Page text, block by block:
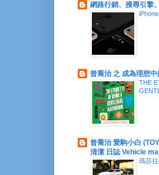
網路行銷、搜尋引擎
曾喬治 之 成為理想中
THE
曾喬治 愛駒小白
清潔 日誌 Vehicle
瑪莎